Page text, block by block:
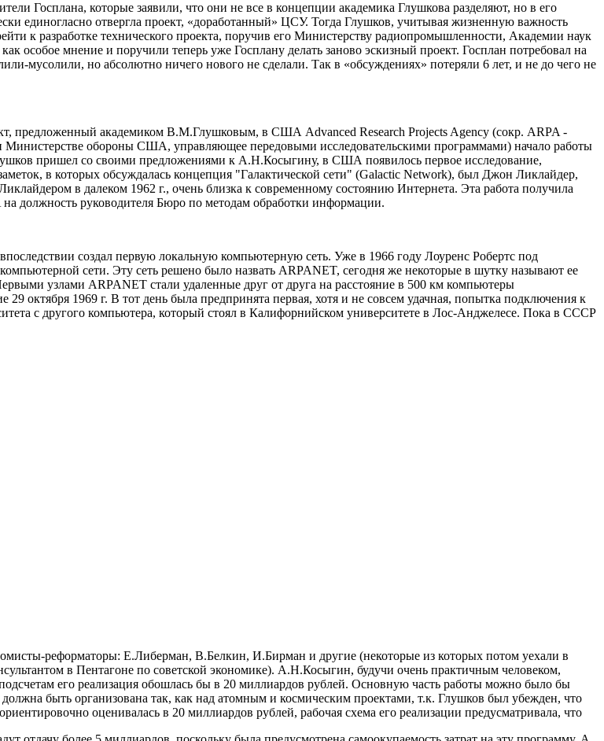
Госплана, которые заявили, что они не все в концепции академика Глушкова разделяют, но в его
единогласно отвергла проект, «доработанный» ЦСУ. Тогда Глушков, учитывая жизненную важность
к разработке технического проекта, поручив его Министерству радиопромышленности, Академии наук
особое мнение и поручили теперь уже Госплану делать заново эскизный проект. Госплан потребовал на
мусолили, но абсолютно ничего нового не сделали. Так в «обсуждениях» потеряли 6 лет, и не до чего не
предложенный академиком В.М.Глушковым, в США Advanced Research Projects Agency (сокр. ARPA -
Министерстве обороны США, управляющее передовыми исследовательскими программами) начало работы
пришел со своими предложениями к А.Н.Косыгину, в США появилось первое исследование,
в которых обсуждалась концепция "Галактической сети" (Galactic Network), был Джон Ликлайдер,
в далеком 1962 г., очень близка к современному состоянию Интернета. Эта работа получила
должность руководителя Бюро по методам обработки информации.
создал первую локальную компьютерную сеть. Уже в 1966 году Лоуренс Робертс под
сети. Эту сеть решено было назвать ARPANET, сегодня же некоторые в шутку называют ее
узлами ARPANET стали удаленные друг от друга на расстояние в 500 км компьютеры
октября 1969 г. В тот день была предпринята первая, хотя и не совсем удачная, попытка подключения к
с другого компьютера, который стоял в Калифорнийском университете в Лос-Анджелесе. Пока в СССР
реформаторы: Е.Либерман, В.Белкин, И.Бирман и другие (некоторые из которых потом уехали в
в Пентагоне по советской экономике). А.Н.Косыгин, будучи очень практичным человеком,
его реализация обошлась бы в 20 миллиардов рублей. Основную часть работы можно было бы
быть организована так, как над атомным и космическим проектами, т.к. Глушков был убежден, что
оценивалась в 20 миллиардов рублей, рабочая схема его реализации предусматривала, что